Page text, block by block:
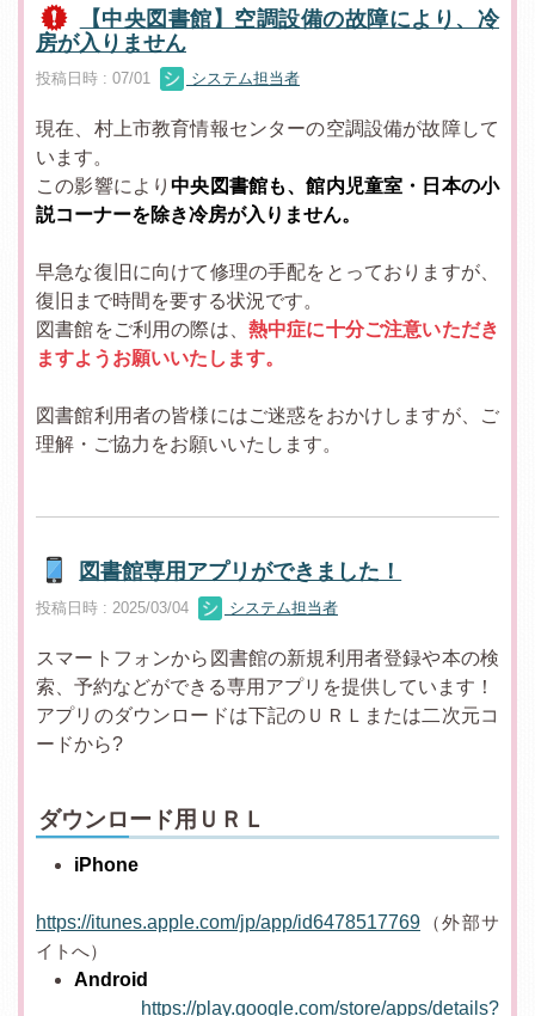
【中央図書館】空調設備の故障により、冷
房が入りません
投稿日時 : 07/01 システム担当者
現在、村上市教育情報センターの空調設備が故障して
います。
この影響により中央図書館も、館内児童室・日本の小
説コーナーを除き冷房が入りません。
早急な復旧に向けて修理の手配をとっておりますが、
復旧まで時間を要する状況です。
図書館をご利用の際は、 熱中症に十分ご注意いただき
ますようお願いいたします。
図書館利用者の皆様にはご迷惑をおかけしますが、ご
理解・ご協力をお願いいたします。
図書館専用アプリができました！
投稿日時 : 2025/03/04 システム担当者
スマートフォンから図書館の新規利用者登録や本の検
索、予約などができる専用アプリを提供しています！
アプリのダウンロードは下記のＵＲＬまたは二次元コ
ードから?
ダウンロード用ＵＲＬ
iPhone
https://itunes.apple.com/jp/app/id6478517769 （外部サ
イトへ）
Android
https://play.google.com/store/apps/details?